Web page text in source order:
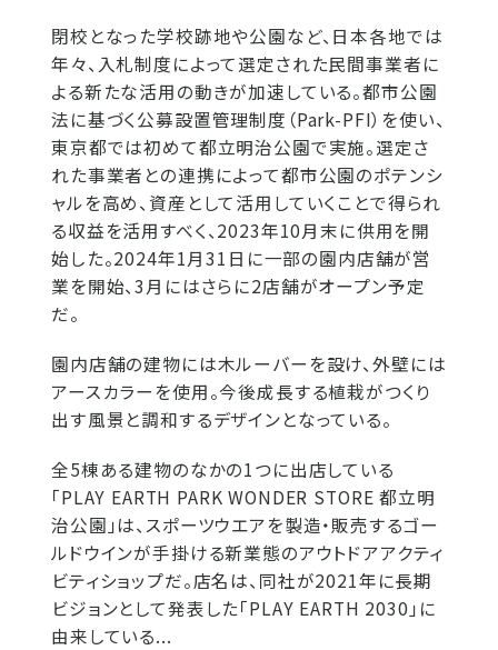
閉校となった学校跡地や公園など、日本各地では
年々、入札制度によって選定された民間事業者に
よる新たな活用の動きが加速している。都市公園
法に基づく公募設置管理制度（Park-PFI）を使い、
東京都では初めて都立明治公園で実施。選定さ
れた事業者との連携によって都市公園のポテンシ
ャルを高め、資産として活用していくことで得られ
る収益を活用すべく、2023年10月末に供用を開
始した。2024年1月31日に一部の園内店舗が営
業を開始、3月にはさらに2店舗がオープン予定
だ。
園内店舗の建物には木ルーバーを設け、外壁には
アースカラーを使用。今後成長する植栽がつくり
出す風景と調和するデザインとなっている。
全5棟ある建物のなかの1つに出店している
「PLAY EARTH PARK WONDER STORE 都立明
治公園」は、スポーツウエアを製造・販売するゴー
ルドウインが手掛ける新業態のアウトドアアクティ
ビティショップだ。店名は、同社が2021年に長期
ビジョンとして発表した「PLAY EARTH 2030」に
由来している...